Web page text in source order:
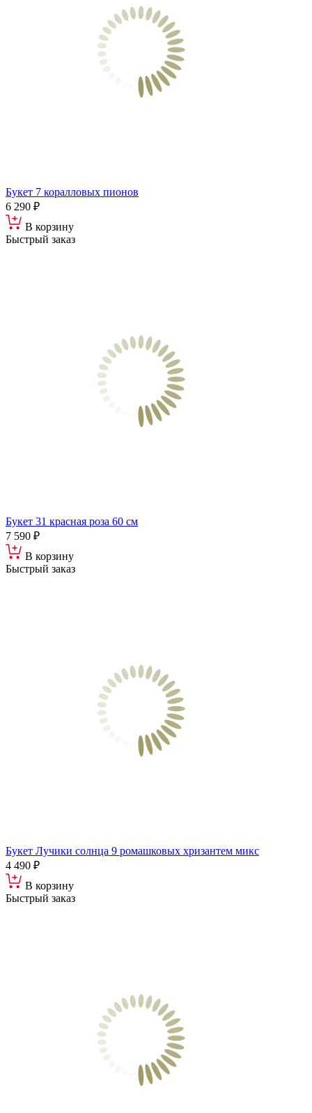
Букет 7 коралловых пионов
6 290 ₽
В корзину
Быстрый заказ
Букет 31 красная роза 60 см
7 590 ₽
В корзину
Быстрый заказ
Букет Лучики солнца 9 ромашковых хризантем микс
4 490 ₽
В корзину
Быстрый заказ